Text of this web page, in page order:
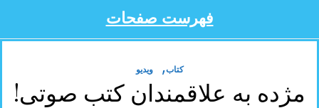
فهرست صفحات
کتاب,ویدیو
مژده به علاقمندان کتب صوتی!